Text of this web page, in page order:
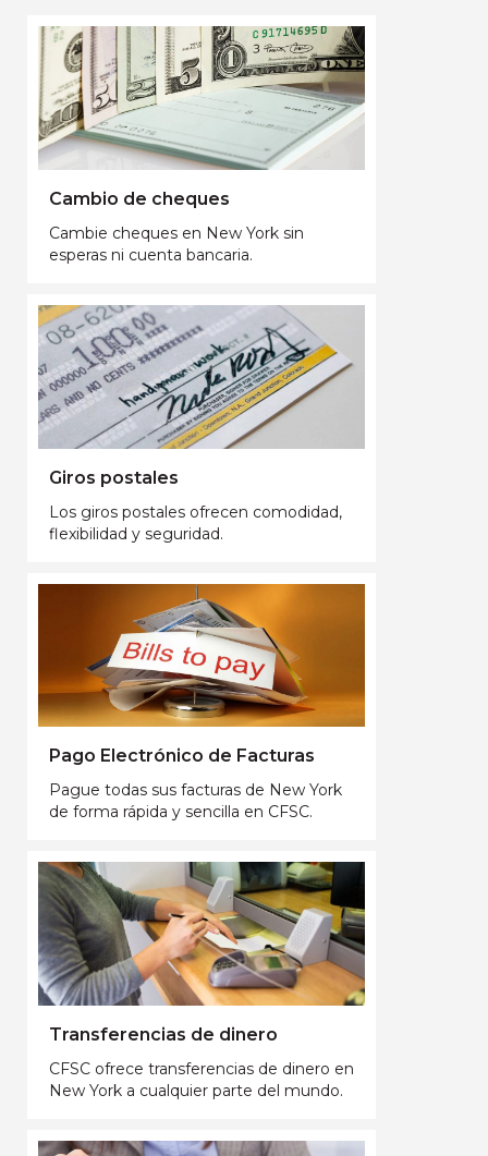
Cambio de cheques
Cambie cheques en New York sin
esperas ni cuenta bancaria.
Giros postales
Los giros postales ofrecen comodidad,
flexibilidad y seguridad.
Pago Electrónico de Facturas
Pague todas sus facturas de New York
de forma rápida y sencilla en CFSC.
Transferencias de dinero
CFSC ofrece transferencias de dinero en
New York a cualquier parte del mundo.